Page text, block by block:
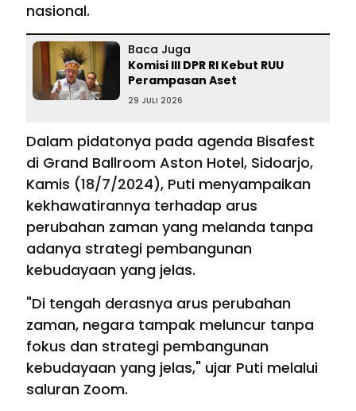
nasional.
Baca Juga
Komisi III DPR RI Kebut RUU
Perampasan Aset
29 JULI 2026
Dalam pidatonya pada agenda Bisafest
di Grand Ballroom Aston Hotel, Sidoarjo,
Kamis (18/7/2024), Puti menyampaikan
kekhawatirannya terhadap arus
perubahan zaman yang melanda tanpa
adanya strategi pembangunan
kebudayaan yang jelas.
"Di tengah derasnya arus perubahan
zaman, negara tampak meluncur tanpa
fokus dan strategi pembangunan
kebudayaan yang jelas," ujar Puti melalui
saluran Zoom.